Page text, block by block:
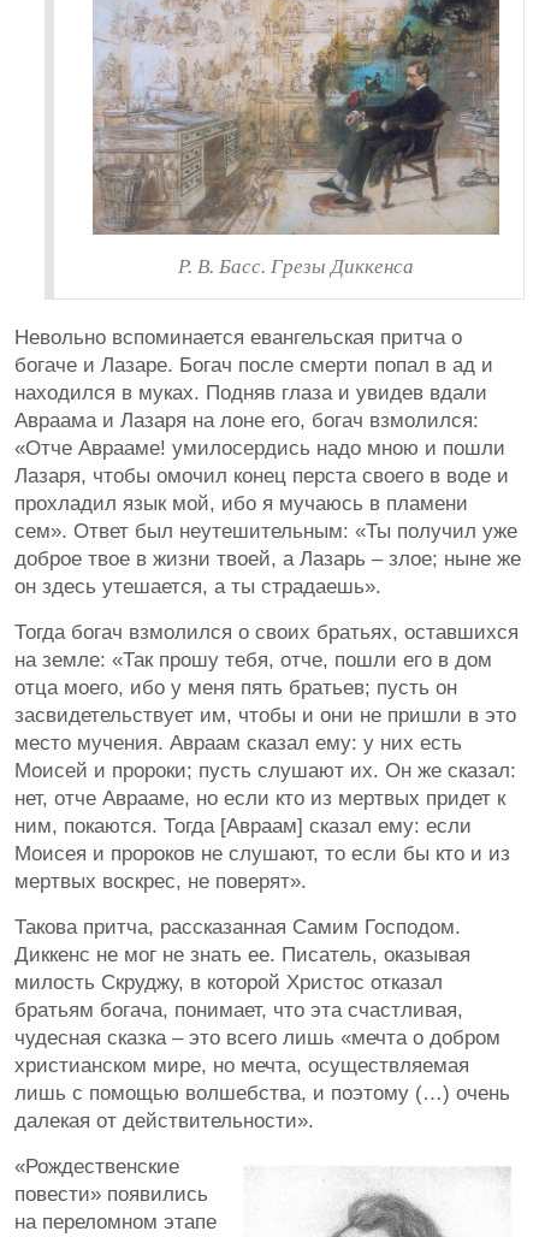
Р. В. Басс. Грезы Диккенса
Невольно вспоминается евангельская притча о
богаче и Лазаре. Богач после смерти попал в ад и
находился в муках. Подняв глаза и увидев вдали
Авраама и Лазаря на лоне его, богач взмолился:
«Отче Аврааме! умилосердись надо мною и пошли
Лазаря, чтобы омочил конец перста своего в воде и
прохладил язык мой, ибо я мучаюсь в пламени
сем». Ответ был неутешительным: «Ты получил уже
доброе твое в жизни твоей, а Лазарь – злое; ныне же
он здесь утешается, а ты страдаешь».
Тогда богач взмолился о своих братьях, оставшихся
на земле: «Так прошу тебя, отче, пошли его в дом
отца моего, ибо у меня пять братьев; пусть он
засвидетельствует им, чтобы и они не пришли в это
место мучения. Авраам сказал ему: у них есть
Моисей и пророки; пусть слушают их. Он же сказал:
нет, отче Аврааме, но если кто из мертвых придет к
ним, покаются. Тогда [Авраам] сказал ему: если
Моисея и пророков не слушают, то если бы кто и из
мертвых воскрес, не поверят».
Такова притча, рассказанная Самим Господом.
Диккенс не мог не знать ее. Писатель, оказывая
милость Скруджу, в которой Христос отказал
братьям богача, понимает, что эта счастливая,
чудесная сказка – это всего лишь «мечта о добром
христианском мире, но мечта, осуществляемая
лишь с помощью волшебства, и поэтому (…) очень
далекая от действительности».
«Рождественские
повести» появились
на переломном этапе